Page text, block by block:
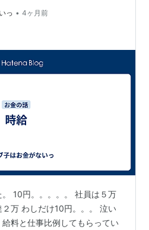
っ • 4ヶ月前
10円。。。。。 社員は５万
万 わしだけ10円。。。 泣い
料と仕事比例してもらってい